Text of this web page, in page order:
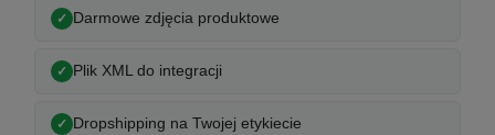
Darmowe zdjęcia produktowe
Plik XML do integracji
Dropshipping na Twojej etykiecie